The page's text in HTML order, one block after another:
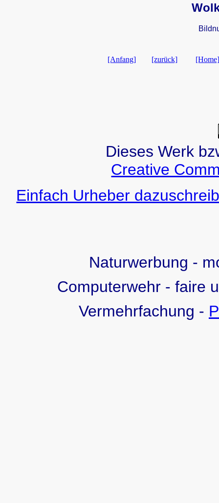
[Anfang] [zurück] [Home]
Dieses Werk
Creative
Einfach Urheber
Naturwerbung -
Computerwehr - faire
Vermehrfachung -